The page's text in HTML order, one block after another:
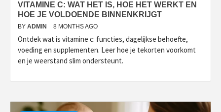
VITAMINE C: WAT HET IS, HOE HET WERKT EN
HOE JE VOLDOENDE BINNENKRIJGT
BY ADMIN 8 MONTHS AGO
Ontdek wat is vitamine c: functies, dagelijkse behoefte,
voeding en supplementen. Leer hoe je tekorten voorkomt
en je weerstand slim ondersteunt.